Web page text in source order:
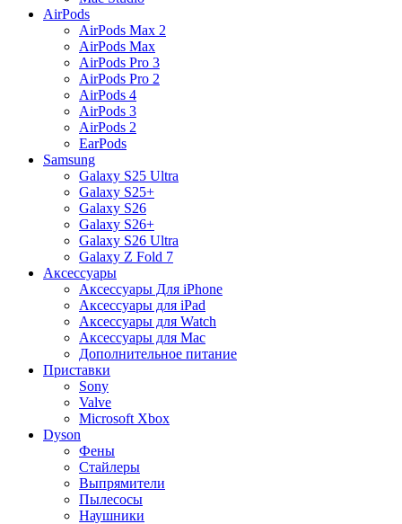
AirPods
AirPods Max 2
AirPods Max
AirPods Pro 3
AirPods Pro 2
AirPods 4
AirPods 3
AirPods 2
EarPods
Samsung
Galaxy S25 Ultra
Galaxy S25+
Galaxy S26
Galaxy S26+
Galaxy S26 Ultra
Galaxy Z Fold 7
Аксессуары
Аксессуары Для iPhone
Аксессуары для iPad
Аксессуары для Watch
Аксессуары для Mac
Дополнительное питание
Приставки
Sony
Valve
Microsoft Xbox
Dyson
Фены
Стайлеры
Выпрямители
Пылесосы
Наушники